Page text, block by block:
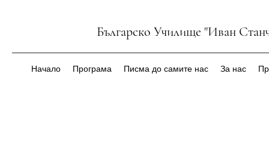
Българско Училище "Иван
Начало Програма Писма до самите нас За нас